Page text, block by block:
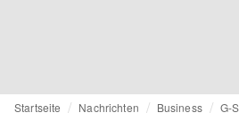
Startseite Nachrichten Business